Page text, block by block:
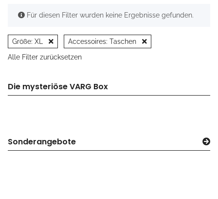
x Für diesen Filter wurden keine Ergebnisse gefunden.
Größe: XL
Accessoires: Taschen
Alle Filter zurücksetzen
Die mysteriöse VARG Box
Sonderangebote